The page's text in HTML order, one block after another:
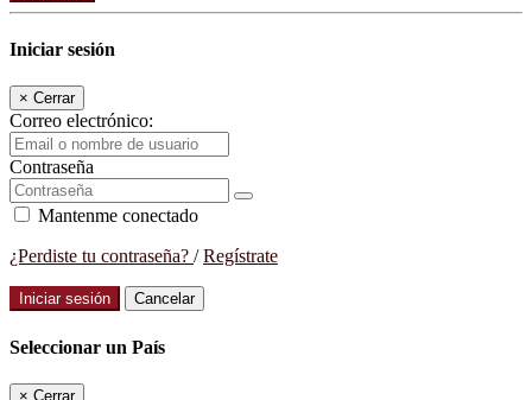
Iniciar sesión
× Cerrar
Correo electrónico:
Contraseña
Mantenme conectado
¿Perdiste tu contraseña? /Regístrate
Iniciar sesión Cancelar
Seleccionar un País
× Cerrar